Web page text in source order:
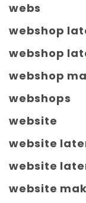
webs
webshop
webshop
webshop
webshops
website
website
website
website